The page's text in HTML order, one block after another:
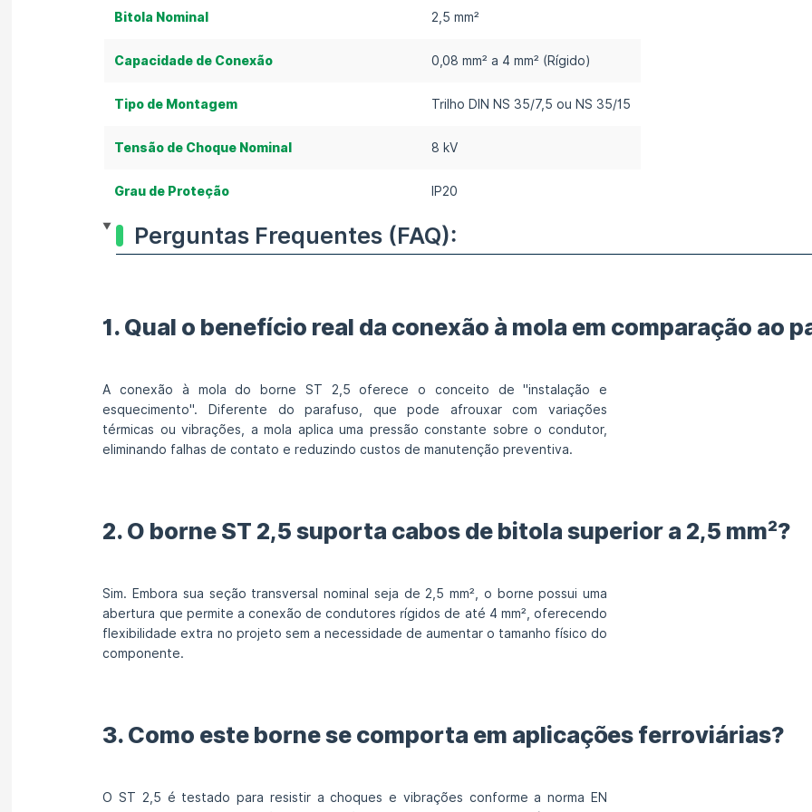
Bitola Nominal 2,5 mm²
Capacidade de Conexão 0,08 mm² a 4 mm² (Rígido)
Tipo de Montagem Trilho DIN NS 35/7,5 ou NS 35/15
Tensão de Choque Nominal 8 kV
Grau de Proteção IP20
Perguntas Frequentes (FAQ):
1. Qual o benefício real da conexão à mola em comparação ao
A conexão à mola do borne ST 2,5 oferece o conceito de "instalação e
esquecimento". Diferente do parafuso, que pode afrouxar com variações
térmicas ou vibrações, a mola aplica uma pressão constante sobre o condutor,
eliminando falhas de contato e reduzindo custos de manutenção preventiva.
2. O borne ST 2,5 suporta cabos de bitola superior a 2,5 mm²?
Sim. Embora sua seção transversal nominal seja de 2,5 mm², o borne possui uma
abertura que permite a conexão de condutores rígidos de até 4 mm², oferecendo
flexibilidade extra no projeto sem a necessidade de aumentar o tamanho físico do
componente.
3. Como este borne se comporta em aplicações ferroviárias?
O ST 2,5 é testado para resistir a choques e vibrações conforme a norma EN